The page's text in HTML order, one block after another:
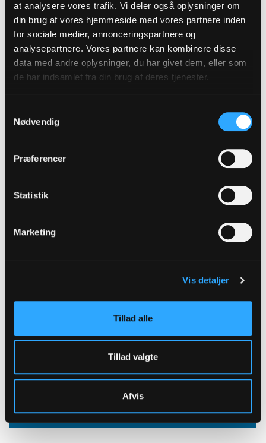
at analysere vores trafik. Vi deler også oplysninger om
din brug af vores hjemmeside med vores partnere inden
for sociale medier, annonceringspartnere og
analysepartnere. Vores partnere kan kombinere disse
data med andre oplysninger, du har givet dem, eller som
de har indsamlet fra din brug af deres tjenester.
Nødvendig
Præferencer
Statistik
Marketing
Vis detaljer
Tillad alle
Tillad valgte
Afvis
Præstestol
Kirkeskib